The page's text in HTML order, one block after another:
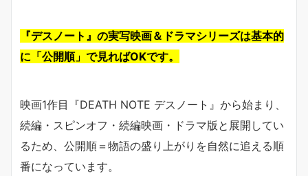
『デスノート』の実写映画＆ドラマシリーズは基本的
に「公開順」で見ればOKです。
映画1作目『DEATH NOTE デスノート』から始まり、
続編・スピンオフ・続編映画・ドラマ版と展開してい
るため、公開順＝物語の盛り上がりを自然に追える順
番になっています。